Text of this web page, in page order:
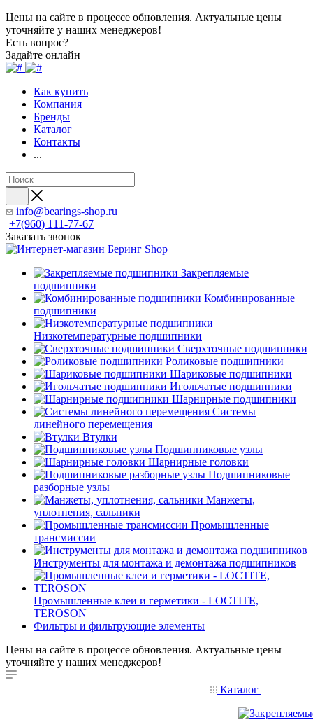
Цены на сайте в процессе обновления. Актуальные цены
уточняйте у наших менеджеров!
Есть вопрос?
Задайте онлайн
Как купить
Компания
Бренды
Каталог
Контакты
...
info@bearings-shop.ru
+7(960) 111-77-67
Заказать звонок
Закрепляемые
подшипники
Комбинированные
подшипники
Низкотемпературные подшипники
Сверхточные подшипники
Роликовые подшипники
Шариковые подшипники
Игольчатые подшипники
Шарнирные подшипники
Системы
линейного перемещения
Втулки
Подшипниковые узлы
Шарнирные головки
Подшипниковые
разборные узлы
Манжеты,
уплотнения, сальники
Промышленные
трансмиссии
Инструменты для монтажа и демонтажа подшипников
Промышленные клеи и герметики - LOCTITE,
TEROSON
Фильтры и фильтрующие элементы
Цены на сайте в процессе обновления. Актуальные цены
уточняйте у наших менеджеров!
Каталог